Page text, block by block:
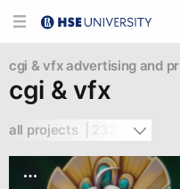
cgi & vfx advertising and pr
cgi & vfx
all projects  | 2324